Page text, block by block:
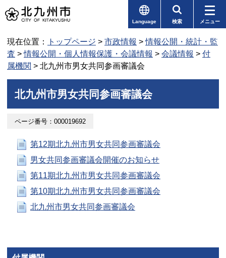
Language 検索 メニュー
現在位置： トップページ > 市政情報 >情報公開・統計・監
査 >情報公開・個人情報保護・会議情報 > 会議情報 > 付
属機関 > 北九州市男女共同参画審議会
北九州市男女共同参画審議会
ページ番号：000019692
第12期北九州市男女共同参画審議会
男女共同参画審議会開催のお知らせ
第11期北九州市男女共同参画審議会
第10期北九州市男女共同参画審議会
北九州市男女共同参画審議会